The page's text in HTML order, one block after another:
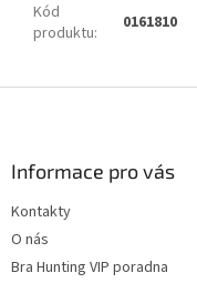
Kód
produktu: 0161810
Informace pro vás
Kontakty
O nás
Bra Hunting VIP poradna